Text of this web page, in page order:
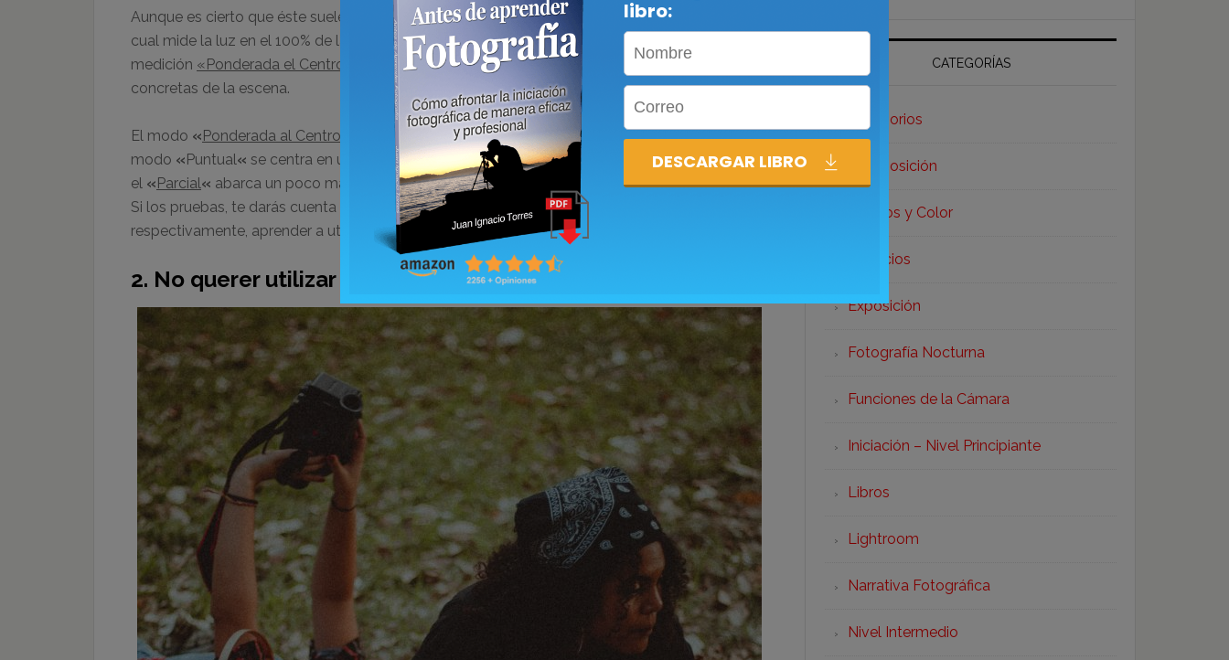
Aunque es cierto que éste suele ser el modo más utilizado, el modo Matricial o Evaluativo (el
cual mide la luz en el 100% de la imagen) no siempre es el más apropiado. Los modos de
medición «Ponderada el Centro», «Puntual o Parcial«, miden la luz priorizando zonas
concretas de la escena.
El modo «Ponderada al Centro
prioriza la parte central de la escena (un 75% de la imagen), El
modo «Puntual« se centra en un punto concreto de la escena (5% de la imagen) y
el «Parcial« abarca un poco más que el puntual (6-9% de la imagen para ser más concretos).
Si los pruebas, te darás cuenta de que para retratos, conciertos o o fotografías a contraluz
respectivamente, aprender a utilizar los modos de medición puede ser
2. No querer utilizar valores ISO altos
CATEGORÍAS
Accesorios
Composición
Efectos y Color
Ejercicios
Exposición
Fotografía Nocturna
Funciones de la Cámara
Iniciación – Nivel Principiante
Libros
Lightroom
Narrativa Fotográfica
Nivel Intermedio